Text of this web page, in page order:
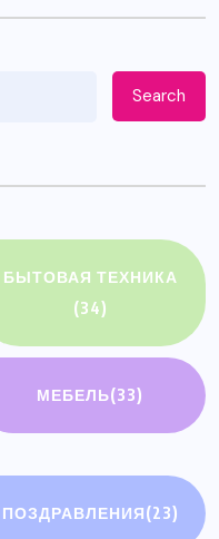
Search
БЫТОВАЯ ТЕХНИКА
(34)
МЕБЕЛЬ(33)
ПОЗДРАВЛЕНИЯ(23)